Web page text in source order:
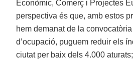
Econòmic, Comerç i Projectes
perspectiva és que, amb estos
hem demanat de la
d’ocupació, puguem reduir els
ciutat per baix dels 4.000